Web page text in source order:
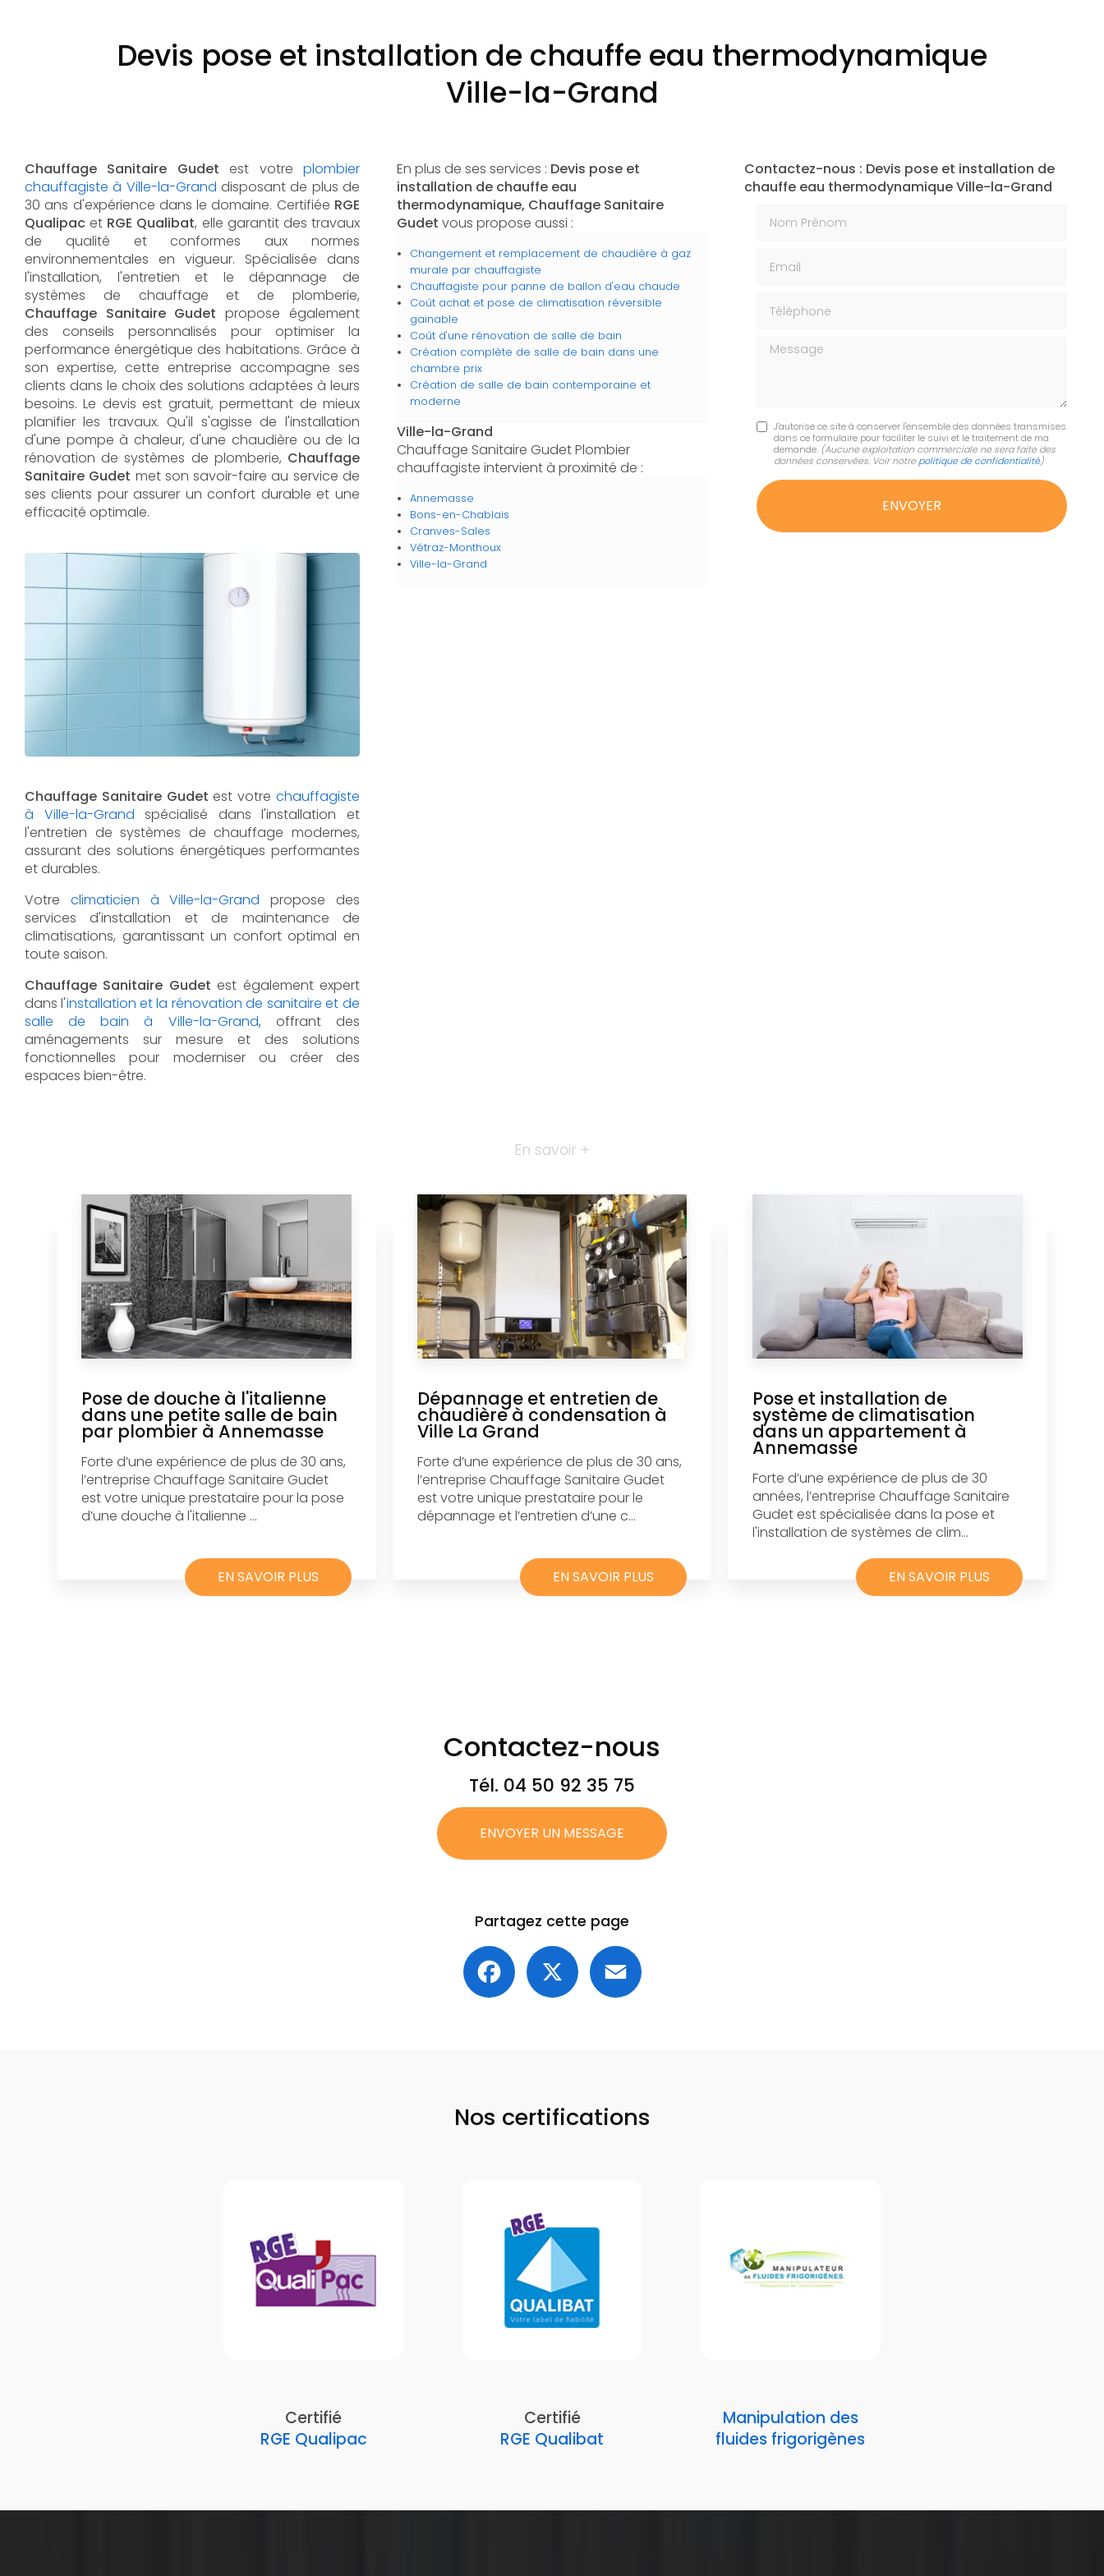
Devis pose et installation de chauffe eau thermodynamique
Ville-la-Grand
Chauffage Sanitaire Gudet est votre plombier
chauffagiste à Ville-la-Grand disposant de plus de
30 ans d'expérience dans le domaine. Certifiée RGE
Qualipac et RGE Qualibat, elle garantit des travaux
de qualité et conformes aux normes
environnementales en vigueur. Spécialisée dans
l'installation, l'entretien et le dépannage de
systèmes de chauffage et de plomberie,
Chauffage Sanitaire Gudet propose également
des conseils personnalisés pour optimiser la
performance énergétique des habitations. Grâce à
son expertise, cette entreprise accompagne ses
clients dans le choix des solutions adaptées à leurs
besoins. Le devis est gratuit, permettant de mieux
planifier les travaux. Qu'il s'agisse de l'installation
d'une pompe à chaleur, d'une chaudière ou de la
rénovation de systèmes de plomberie, Chauffage
Sanitaire Gudet met son savoir-faire au service de
ses clients pour assurer un confort durable et une
efficacité optimale.
Chauffage Sanitaire Gudet est votre chauffagiste
à Ville-la-Grand spécialisé dans l'installation et
l'entretien de systèmes de chauffage modernes,
assurant des solutions énergétiques performantes
et durables.
Votre climaticien à Ville-la-Grand propose des
services d'installation et de maintenance de
climatisations, garantissant un confort optimal en
toute saison.
Chauffage Sanitaire Gudet est également expert
dans l'installation et la rénovation de sanitaire et de
salle de bain à Ville-la-Grand, offrant des
aménagements sur mesure et des solutions
fonctionnelles pour moderniser ou créer des
espaces bien-être.
En plus de ses services : Devis pose et
installation de chauffe eau
thermodynamique, Chauffage Sanitaire
Gudet vous propose aussi :
Changement et remplacement de chaudière à gaz
murale par chauffagiste
Chauffagiste pour panne de ballon d'eau chaude
Coût achat et pose de climatisation réversible
gainable
Coût d'une rénovation de salle de bain
Création complète de salle de bain dans une
chambre prix
Création de salle de bain contemporaine et
moderne
Ville-la-Grand
Chauffage Sanitaire Gudet Plombier
chauffagiste intervient à proximité de :
Annemasse
Bons-en-Chablais
Cranves-Sales
Vétraz-Monthoux
Ville-la-Grand
Contactez-nous : Devis pose et installation de
chauffe eau thermodynamique Ville-la-Grand
Message
J'autorise ce site à conserver l'ensemble des données transmises
dans ce formulaire pour faciliter le suivi et le traitement de ma
demande. (Aucune exploitation commerciale ne sera faite des
données conservées. Voir notre politique de confidentialité)
En savoir +
Pose de douche à l'italienne
dans une petite salle de bain
par plombier à Annemasse
Forte d’une expérience de plus de 30 ans,
l’entreprise Chauffage Sanitaire Gudet
est votre unique prestataire pour la pose
d’une douche à l'italienne ...
EN SAVOIR PLUS
Dépannage et entretien de
chaudière à condensation à
Ville La Grand
Forte d’une expérience de plus de 30 ans,
l’entreprise Chauffage Sanitaire Gudet
est votre unique prestataire pour le
dépannage et l’entretien d’une c...
EN SAVOIR PLUS
Pose et installation de
système de climatisation
dans un appartement à
Annemasse
Forte d’une expérience de plus de 30
années, l’entreprise Chauffage Sanitaire
Gudet est spécialisée dans la pose et
l'installation de systèmes de clim...
EN SAVOIR PLUS
Contactez-nous
Tél. 04 50 92 35 75
ENVOYER UN MESSAGE
Partagez cette page
Facebook
Nos certifications
Certifié
RGE Qualipac
Certifié
RGE Qualibat
Manipulation des
fluides frigorigènes